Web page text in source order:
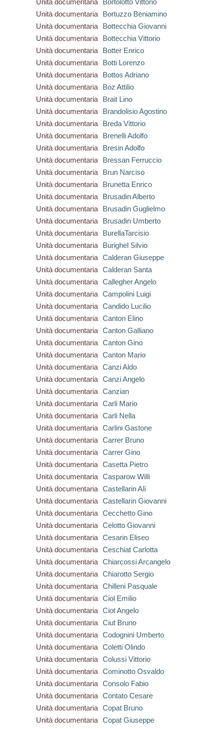
Unità documentaria
Bortolotto Vittorio
Unità documentaria
Bortuzzo Beniamino
Unità documentaria
Bottecchia Giovanni
Unità documentaria
Bottecchia Vittorio
Unità documentaria
Botter Enrico
Unità documentaria
Botti Lorenzo
Unità documentaria
Bottos Adriano
Unità documentaria
Boz Attilio
Unità documentaria
Brait Lino
Unità documentaria
Brandolisio Agostino
Unità documentaria
Breda Vittorio
Unità documentaria
Brenelli Adolfo
Unità documentaria
Bresin Adolfo
Unità documentaria
Bressan Ferruccio
Unità documentaria
Brun Narciso
Unità documentaria
Brunetta Enrico
Unità documentaria
Brusadin Alberto
Unità documentaria
Brusadin Guglielmo
Unità documentaria
Brusadin Umberto
Unità documentaria
BurellaTarcisio
Unità documentaria
Burighel Silvio
Unità documentaria
Calderan Giuseppe
Unità documentaria
Calderan Santa
Unità documentaria
Callegher Angelo
Unità documentaria
Campolini Luigi
Unità documentaria
Candido Lucilio
Unità documentaria
Canton Elino
Unità documentaria
Canton Galliano
Unità documentaria
Canton Gino
Unità documentaria
Canton Mario
Unità documentaria
Canzi Aldo
Unità documentaria
Canzi Angelo
Unità documentaria
Canzian
Unità documentaria
Carli Mario
Unità documentaria
Carli Nella
Unità documentaria
Carlini Gastone
Unità documentaria
Carrer Bruno
Unità documentaria
Carrer Gino
Unità documentaria
Casetta Pietro
Unità documentaria
Casparow Willi
Unità documentaria
Castellarin Alì
Unità documentaria
Castellarin Giovanni
Unità documentaria
Cecchetto Gino
Unità documentaria
Celotto Giovanni
Unità documentaria
Cesarin Eliseo
Unità documentaria
Ceschiat Carlotta
Unità documentaria
Chiarcossi Arcangelo
Unità documentaria
Chiarotto Sergio
Unità documentaria
Chilleni Pasquale
Unità documentaria
Ciol Emilio
Unità documentaria
Ciot Angelo
Unità documentaria
Ciut Bruno
Unità documentaria
Codognini Umberto
Unità documentaria
Coletti Olindo
Unità documentaria
Colussi Vittorio
Unità documentaria
Cominotto Osvaldo
Unità documentaria
Consolo Fabio
Unità documentaria
Contato Cesare
Unità documentaria
Copat Bruno
Unità documentaria
Copat Giuseppe